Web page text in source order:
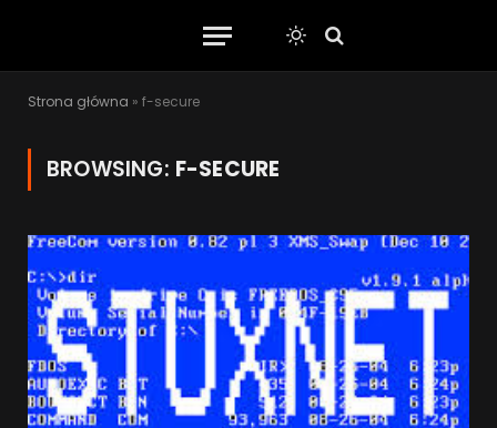
Strona główna » f-secure
BROWSING: F-SECURE